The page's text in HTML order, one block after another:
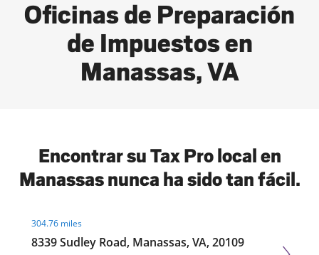
Oficinas de Preparación
de Impuestos en
Manassas, VA
Encontrar su Tax Pro local en
Manassas nunca ha sido tan fácil.
304.76 miles
8339 Sudley Road, Manassas, VA, 20109